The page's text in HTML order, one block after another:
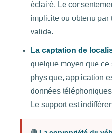
éclairé. Le
implicite ou obtenu par
valide.
La captation de
quelque moyen que
physique, application
données
Le support est